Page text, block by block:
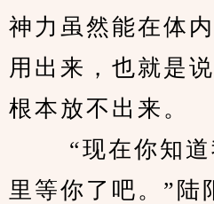
神力虽然能在体
用出来，也就是
根本放不出来。
里等你了吧。”陆